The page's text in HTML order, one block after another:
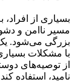
بسیاری از
مسیر ناامن و
بزرگی می‌شود.
با مشکلات
از توصیه‌های
نامید، استفاده